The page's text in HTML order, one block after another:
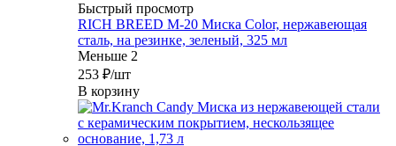
Быстрый просмотр
RICH BREED М-20 Миска Color, нержавеющая
сталь, на резинке, зеленый, 325 мл
Меньше 2
253 ₽/шт
В корзину